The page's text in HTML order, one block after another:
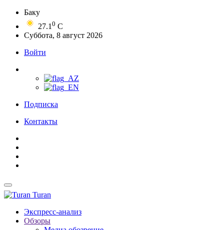
Баку
27.1 0 C
Суббота, 8 август 2026
Войти
Подписка
Контакты
Turan
Экспресс-анализ
Обзоры